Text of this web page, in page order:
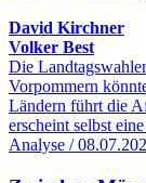
David Kirchner
Volker Best
Die
Vorpommern
Ländern führt die
erscheint selbst
Analyse /